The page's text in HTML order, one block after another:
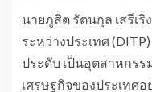
นายภูสิต รัตนกุล เสรีเ
ระหว่างประเทศ
ประดับ เป็นอุตสาหกร
เศรษฐกิจของประเทศ